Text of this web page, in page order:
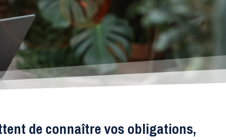
de connaître vos obligations,